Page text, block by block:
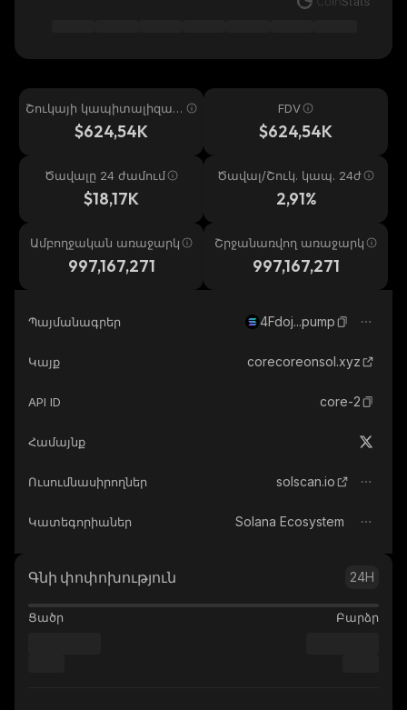
Շուկայի կապիտալիզաց
$624,54K
FDV
$624,54K
Ծավալը 24 ժամում
$18,17K
Ծավալ/Շուկ. կապ. 24ժ
2,91%
Ամբողջական առաջարկ
997,167,271
Շրջանառվող առաջարկ
997,167,271
Պայմանագրեր 4Fdoj...pump
Կայք corecoreonsol.xyz
API ID core-2
Համայնք
Ուսումնասիրողներ solscan.io
Կատեգորիաներ Solana Ecosystem
Գնի փոփոխություն 24H
Ցածր Բարձր